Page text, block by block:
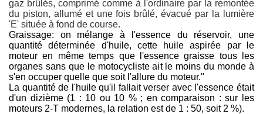
gaz brûlés, comprimé comme à l'ordinaire par la remontée
du piston, allumé et une fois brûlé, évacué par la lumière
'E' située à fond de course.
Graissage: on mélange à l'essence du réservoir, une
quantité déterminée d'huile, cette huile aspirée par le
moteur en même temps que l'essence graisse tous les
organes sans que le motocycliste ait le moins du monde à
s'en occuper quelle que soit l'allure du moteur."
La quantité de l'huile qu'il fallait verser avec l'essence était
d'un dizième (1 : 10 ou 10 % ; en comparaison : sur les
moteurs 2-T modernes, la relation est de 1 : 50, soit 2 %).